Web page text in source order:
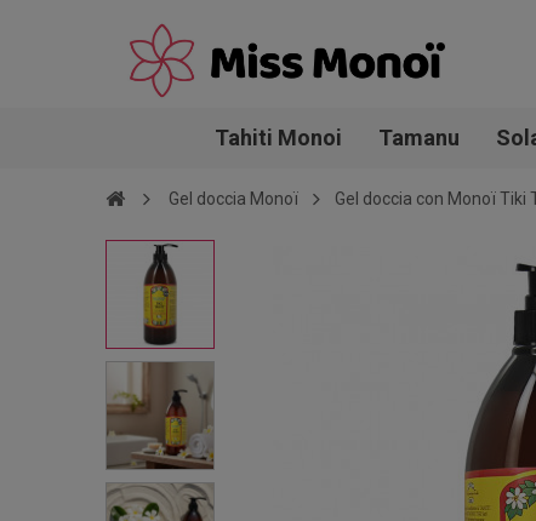
Tahiti Monoi Tamanu
Gel doccia Monoï Gel doccia con Monoï Tiki